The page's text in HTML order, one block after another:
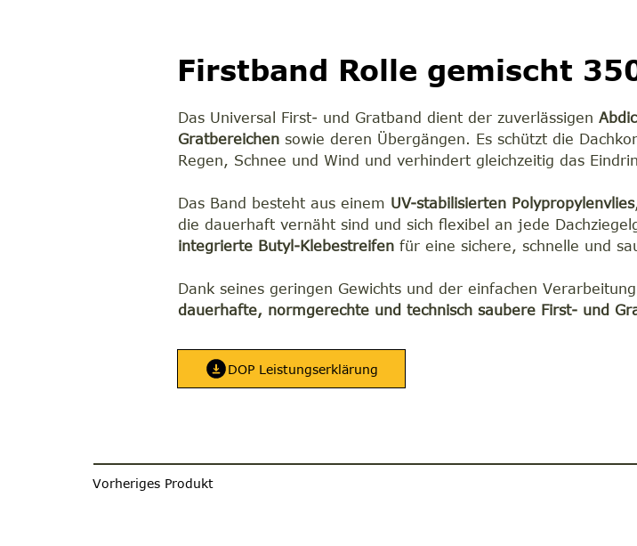
Firstband Rolle gemischt
Das Universal First- und Gratband dient der zuverlässigen
Gratbereichensowie deren Übergängen. Es schützt die
Regen, Schnee und Wind und verhindert gleichzeitig das
Das Band besteht aus einem UV-stabilisierten Polypropylenvlies
die dauerhaft vernäht sind und sich flexibel an jede
integrierte Butyl-Klebestreifenfür eine sichere, schnelle und
Dank seines geringen Gewichts und der einfachen
dauerhafte, normgerechte und technisch saubere First- und
DOP Leistungserklärung
Vorheriges Produkt